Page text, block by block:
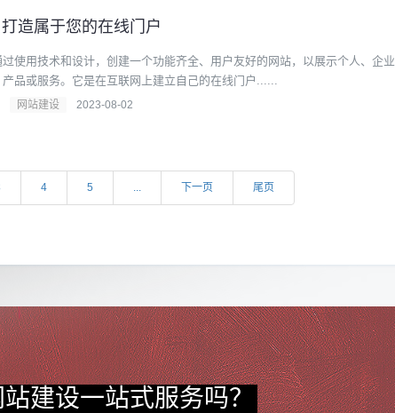
造属于您的在线门户
过使用技术和设计，创建一个功能齐全、用户友好的网站，以展示个人、企业
品或服务。它是在互联网上建立自己的在线门户......
网站建设 2023-08-02
4 5 ... 下一页 尾页
建设一站式服务吗？